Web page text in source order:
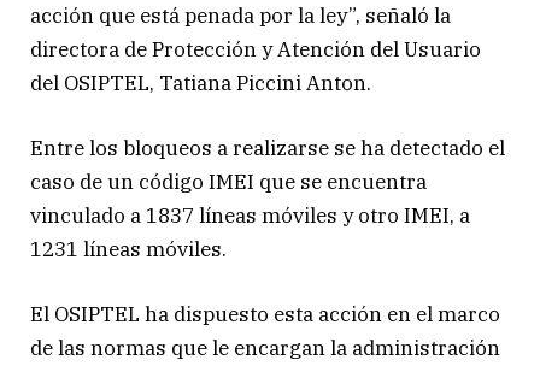
acción que está penada por la ley”, señaló la
directora de Protección y Atención del Usuario
del OSIPTEL, Tatiana Piccini Anton.
Entre los bloqueos a realizarse se ha detectado el
caso de un código IMEI que se encuentra
vinculado a 1837 líneas móviles y otro IMEI, a
1231 líneas móviles.
El OSIPTEL ha dispuesto esta acción en el marco
de las normas que le encargan la administración